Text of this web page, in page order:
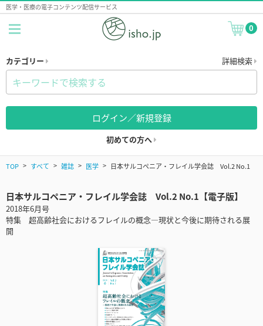
医学・医療の電子コンテンツ配信サービス
0
カテゴリー 詳細検索
ログイン／新規登録
初めての方へ
TOP すべて 雑誌 医学 日本サルコペニア・フレイル学会誌 Vol.2 No.1
日本サルコペニア・フレイル学会誌 Vol.2 No.1【電子版】
2018年6月号
特集 超高齢社会におけるフレイルの概念―現状と今後に期待される展
開